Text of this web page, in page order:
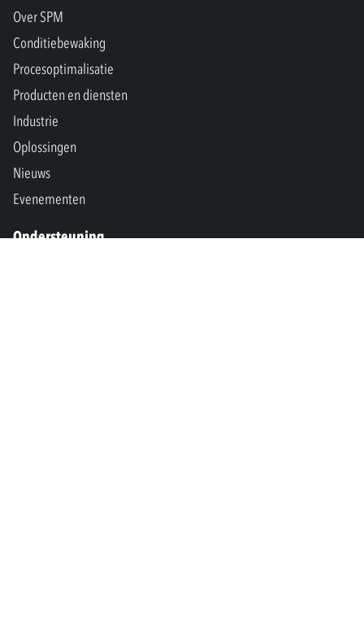
Over SPM
Conditiebewaking
Procesoptimalisatie
Producten en diensten
Industrie
Oplossingen
Nieuws
Evenementen
Ondersteuning